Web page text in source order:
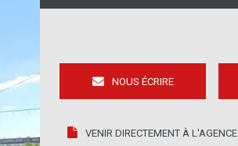
NOUS ÉCRIRE
VENIR DIRECTEMENT À L'AGENCE